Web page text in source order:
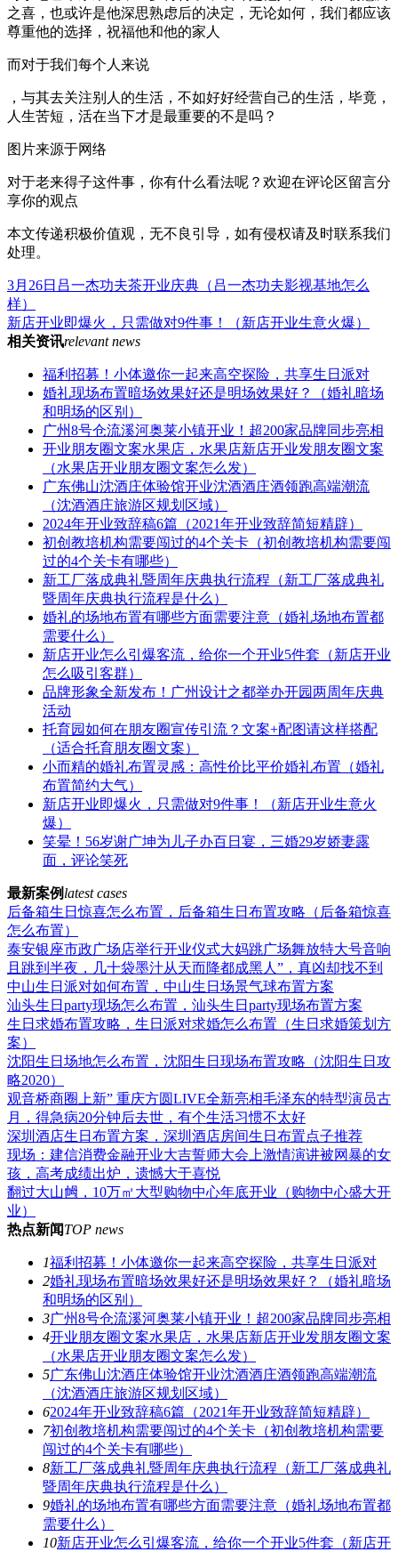
之喜，也或许是他深思熟虑后的决定，无论如何，我们都应该
尊重他的选择，祝福他和他的家人
而对于我们每个人来说
，与其去关注别人的生活，不如好好经营自己的生活，毕竟，
人生苦短，活在当下才是最重要的不是吗？
图片来源于网络
对于老来得子这件事，你有什么看法呢？欢迎在评论区留言分
享你的观点
本文传递积极价值观，无不良引导，如有侵权请及时联系我们
处理。
3月26日吕一杰功夫茶开业庆典（吕一杰功夫影视基地怎么
样）
新店开业即爆火，只需做对9件事！（新店开业生意火爆）
相关资讯relevant news
福利招募！小体邀你一起来高空探险，共享生日派对
婚礼现场布置暗场效果好还是明场效果好？（婚礼暗场
和明场的区别）
广州8号仓流溪河奥莱小镇开业！超200家品牌同步亮相
开业朋友圈文案水果店，水果店新店开业发朋友圈文案
（水果店开业朋友圈文案怎么发）
广东佛山沈酒庄体验馆开业沈酒酒庄酒领跑高端潮流
（沈酒酒庄旅游区规划区域）
2024年开业致辞稿6篇（2021年开业致辞简短精辟）
初创教培机构需要闯过的4个关卡（初创教培机构需要闯
过的4个关卡有哪些）
新工厂落成典礼暨周年庆典执行流程（新工厂落成典礼
暨周年庆典执行流程是什么）
婚礼的场地布置有哪些方面需要注意（婚礼场地布置都
需要什么）
新店开业怎么引爆客流，给你一个开业5件套（新店开业
怎么吸引客群）
品牌形象全新发布！广州设计之都举办开园两周年庆典
活动
托育园如何在朋友圈宣传引流？文案+配图请这样搭配
（适合托育朋友圈文案）
小而精的婚礼布置灵感：高性价比平价婚礼布置（婚礼
布置简约大气）
新店开业即爆火，只需做对9件事！（新店开业生意火
爆）
笑晕！56岁谢广坤为儿子办百日宴，三婚29岁娇妻露
面，评论笑死
最新案例 latest cases
后备箱生日惊喜怎么布置，后备箱生日布置攻略（后备箱惊喜
怎么布置）
泰安银座市政广场店举行开业仪式大妈跳广场舞放特大号音响
且跳到半夜，几十袋墨汁从天而降都成黑人”，真凶却找不到
中山生日派对如何布置，中山生日场景气球布置方案
汕头生日party现场怎么布置，汕头生日party现场布置方案
生日求婚布置攻略，生日派对求婚怎么布置（生日求婚策划方
案）
沈阳生日场地怎么布置，沈阳生日现场布置攻略（沈阳生日攻
略2020）
观音桥商圈上新” 重庆方圆LIVE全新亮相毛泽东的特型演员古
月，得急病20分钟后去世，有个生活习惯不太好
深圳酒店生日布置方案，深圳酒店房间生日布置点子推荐
现场：建信消费金融开业大吉誓师大会上激情演讲被网暴的女
孩，高考成绩出炉，遗憾大于喜悦
翻过大山乸，10万㎡大型购物中心年底开业（购物中心盛大开
业）
热点新闻TOP news
1福利招募！小体邀你一起来高空探险，共享生日派对
2婚礼现场布置暗场效果好还是明场效果好？（婚礼暗场
和明场的区别）
3广州8号仓流溪河奥莱小镇开业！超200家品牌同步亮相
4开业朋友圈文案水果店，水果店新店开业发朋友圈文案
（水果店开业朋友圈文案怎么发）
5广东佛山沈酒庄体验馆开业沈酒酒庄酒领跑高端潮流
（沈酒酒庄旅游区规划区域）
62024年开业致辞稿6篇（2021年开业致辞简短精辟）
7初创教培机构需要闯过的4个关卡（初创教培机构需要
闯过的4个关卡有哪些）
8新工厂落成典礼暨周年庆典执行流程（新工厂落成典礼
暨周年庆典执行流程是什么）
9婚礼的场地布置有哪些方面需要注意（婚礼场地布置都
需要什么）
10新店开业怎么引爆客流，给你一个开业5件套（新店开